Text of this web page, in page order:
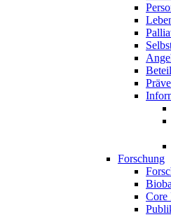
Forschung
Core